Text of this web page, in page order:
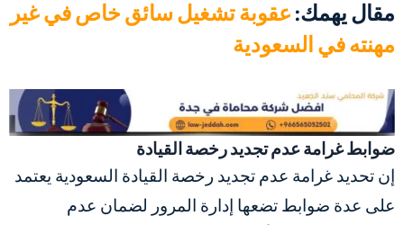
مقال يهمك: عقوبة تشغيل سائق خاص في غير
مهنته في السعودية
ضوابط غرامة عدم تجديد رخصة القيادة
إن تحديد غرامة عدم تجديد رخصة القيادة السعودية يعتمد
على عدة ضوابط تضعها إدارة المرور لضمان عدم